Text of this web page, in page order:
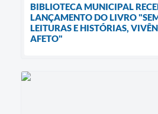
BIBLIOTECA MUNICIPAL
LANÇAMENTO DO LIVRO
LEITURAS E HISTÓRIAS,
AFETO"